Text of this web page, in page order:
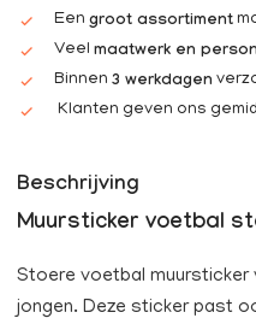
Een groot assortiment
Veel maatwerk en
Binnen 3 werkdagen
Klanten geven ons
Beschrijving
Muursticker voetbal
Stoere voetbal muursticker
jongen. Deze sticker past